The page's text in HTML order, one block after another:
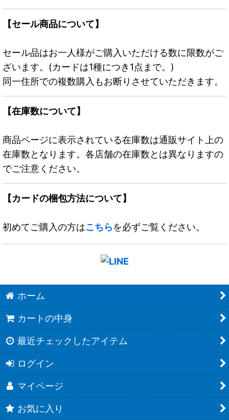
【セール商品について】
セール品はお一人様がご購入いただける数に限数がご
ざいます。(カードは1種につき1点まで。)
同一住所での複数購入もお断りさせていただきます。
【在庫数について】
商品ページに表示されている在庫数は通販サイト上の
在庫数となります。各店舗の在庫数とは異なりますの
でご注意ください。
【カードの梱包方法について】
初めてご購入の方はこちらを必ずご覧ください。
ホーム
カートの中身
最近チェックしたアイテム
ログイン
マイページ
お気に入り